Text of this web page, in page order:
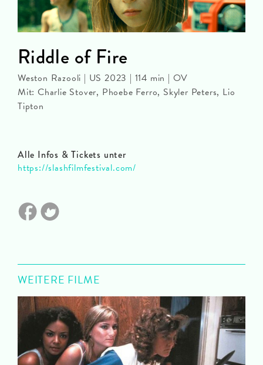
Alle Infos & Tickets unter
https://slashfilmfestival.com/
Riddle of Fire
Weston Razooli | US 2023 | 114 min | OV
Mit: Charlie Stover, Phoebe Ferro, Skyler Peters, Lio
Tipton
WEITERE FILME